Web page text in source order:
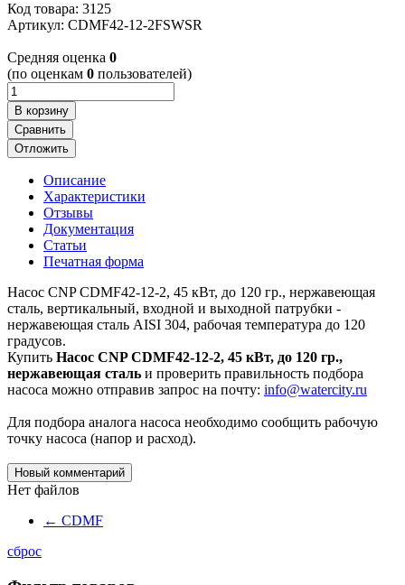
Код товара: 3125
Артикул: CDMF42-12-2FSWSR
Cредняя оценка 0
(по оценкам 0 пользователей)
В корзину
Сравнить
Отложить
Описание
Характеристики
Отзывы
Документация
Статьи
Печатная форма
Насос CNP CDMF42-12-2, 45 кВт, до 120 гр., нержавеющая
cталь, вертикальный, входной и выходной патрубки -
нержавеющая cталь AISI 304, рабочая температура до 120
градусов.
Купить Насос CNP CDMF42-12-2, 45 кВт, до 120 гр.,
нержавеющая cталь и проверить правильность подбора
насоса можно отправив запрос на почту: info@watercity.ru
Для подбора аналога насоса необходимо сообщить рабочую
точку насоса (напор и расход).
Новый комментарий
Нет файлов
← CDMF
сброс